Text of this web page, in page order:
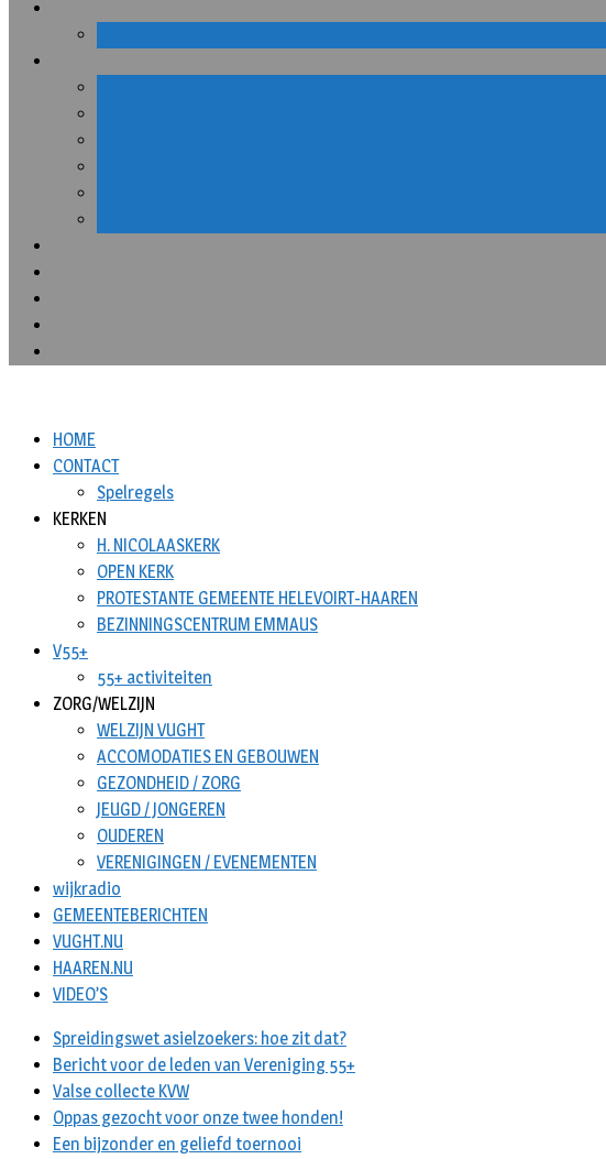
HOME
CONTACT
Spelregels
KERKEN
H. NICOLAASKERK
OPEN KERK
PROTESTANTE GEMEENTE HELEVOIRT-HAAREN
BEZINNINGSCENTRUM EMMAUS
V55+
55+ activiteiten
ZORG/WELZIJN
WELZIJN VUGHT
ACCOMODATIES EN GEBOUWEN
GEZONDHEID / ZORG
JEUGD / JONGEREN
OUDEREN
VERENIGINGEN / EVENEMENTEN
wijkradio
GEMEENTEBERICHTEN
VUGHT.NU
HAAREN.NU
VIDEO’S
Spreidingswet asielzoekers: hoe zit dat?
Bericht voor de leden van Vereniging 55+
Valse collecte KVW
Oppas gezocht voor onze twee honden!
Een bijzonder en geliefd toernooi